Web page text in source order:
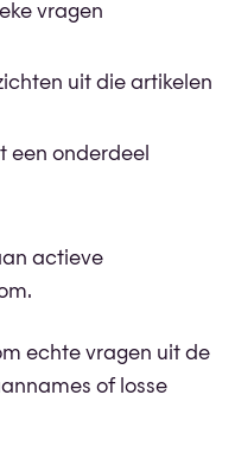
vragen
uit die artikelen
een onderdeel
actieve
echte vragen uit de
of losse